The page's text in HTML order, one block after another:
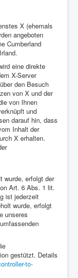
X (ehemals
angeboten
Cumberland
eine direkte
X-Server
den Besuch
von X und der
von Ihnen
und
darauf hin, dass
Inhalt der
X erhalten.
wurde, erfolgt der
Art. 6 Abs. 1 lit.
ist jederzeit
wurde, erfolgt
unseres
gestützt. Details
to-